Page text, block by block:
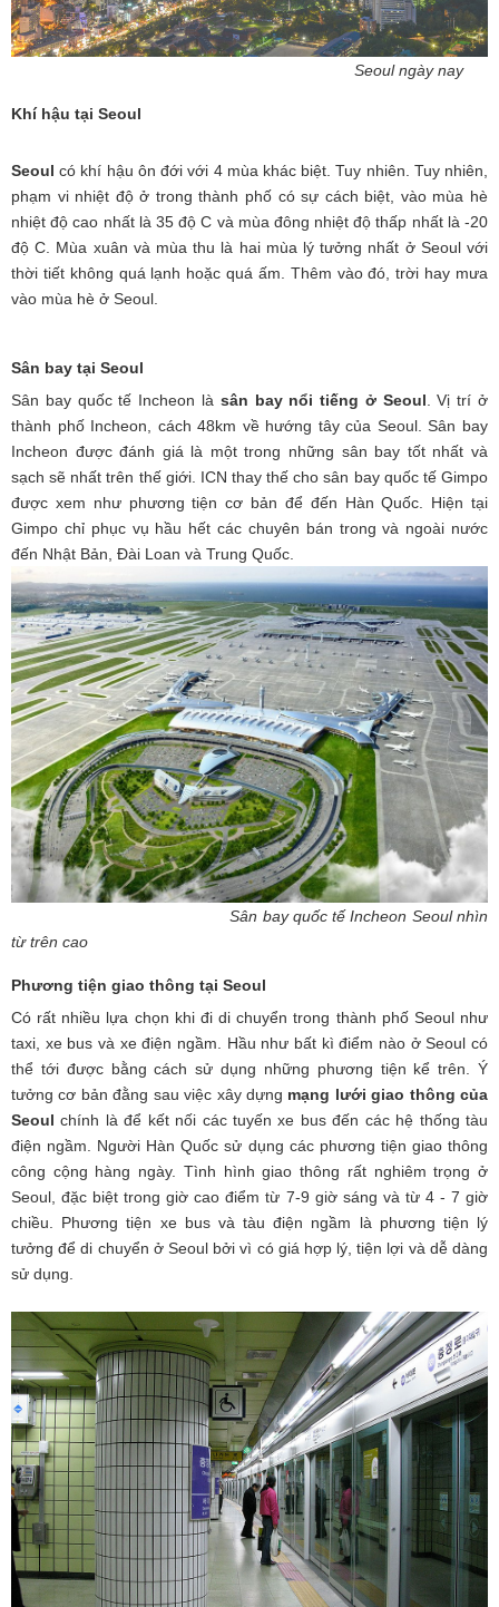
Seoul ngày nay
Khí hậu tại Seoul
Seoul có khí hậu ôn đới với 4 mùa khác biệt. Tuy nhiên. Tuy nhiên,
phạm vi nhiệt độ ở trong thành phố có sự cách biệt, vào mùa hè
nhiệt độ cao nhất là 35 độ C và mùa đông nhiệt độ thấp nhất là -20
độ C. Mùa xuân và mùa thu là hai mùa lý tưởng nhất ở Seoul với
thời tiết không quá lạnh hoặc quá ấm. Thêm vào đó, trời hay mưa
vào mùa hè ở Seoul.
Sân bay tại Seoul
Sân bay quốc tế Incheon là sân bay nổi tiếng ở Seoul . Vị trí ở
thành phố Incheon, cách 48km về hướng tây của Seoul. Sân bay
Incheon được đánh giá là một trong những sân bay tốt nhất và
sạch sẽ nhất trên thế giới. ICN thay thế cho sân bay quốc tế Gimpo
được xem như phương tiện cơ bản để đến Hàn Quốc. Hiện tại
Gimpo chỉ phục vụ hầu hết các chuyên bán trong và ngoài nước
đến Nhật Bản, Đài Loan và Trung Quốc.
Sân bay quốc tế Incheon Seoul nhìn
từ trên cao
Phương tiện giao thông tại Seoul
Có rất nhiều lựa chọn khi đi di chuyển trong thành phố Seoul như
taxi, xe bus và xe điện ngầm. Hầu như bất kì điểm nào ở Seoul có
thể tới được bằng cách sử dụng những phương tiện kể trên. Ý
tưởng cơ bản đằng sau việc xây dựng mạng lưới giao thông của
Seoul chính là để kết nối các tuyến xe bus đến các hệ thống tàu
điện ngầm. Người Hàn Quốc sử dụng các phương tiện giao thông
công cộng hàng ngày. Tình hình giao thông rất nghiêm trọng ở
Seoul, đặc biệt trong giờ cao điểm từ 7-9 giờ sáng và từ 4 - 7 giờ
chiều. Phương tiện xe bus và tàu điện ngầm là phương tiện lý
tưởng để di chuyển ở Seoul bởi vì có giá hợp lý, tiện lợi và dễ dàng
sử dụng.